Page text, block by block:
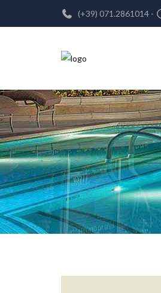
(+39) 071.2861014 -